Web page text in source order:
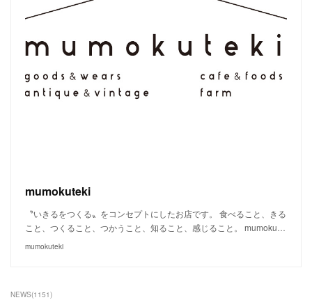
mumokuteki
〝いきるをつくる〟をコンセプトにしたお店です。 食べること、きる
こと、つくること、つかうこと、知ること、感じること。 mumoku…
mumokuteki
NEWS(1151)